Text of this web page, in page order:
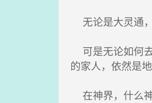
无论是大灵通
可是无论如何
的家人，依然是
在神界，什么